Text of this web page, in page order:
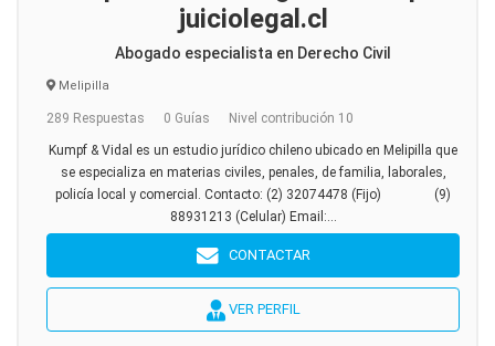
juiciolegal.cl
Abogado especialista en Derecho Civil
Melipilla
289 Respuestas 0 Guías Nivel contribución 10
Kumpf & Vidal es un estudio jurídico chileno ubicado en Melipilla que
se especializa en materias civiles, penales, de familia, laborales,
policía local y comercial. Contacto: (2) 32074478 (Fijo) (9)
88931213 (Celular) Email:...
CONTACTAR
VER PERFIL